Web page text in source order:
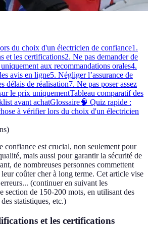
du choix d'un électricien de confiance1.
et les certifications2. Ne pas demander de
aux recommandations orales4.
avis en ligne5. Négliger l’assurance de
délais de réalisation7. Ne pas poser assez
le prix uniquementTableau comparatif des
avant achatGlossaire🧠 Quiz rapide :
à vérifier lors du choix d'un électricien
)
confiance est crucial, non seulement pour
mais aussi pour garantir la sécurité de
de nombreuses personnes commettent
coûter cher à long terme. Cet article vise
(continuer en suivant les
section de 150-200 mots, en utilisant des
statistiques, etc.)
et les certifications